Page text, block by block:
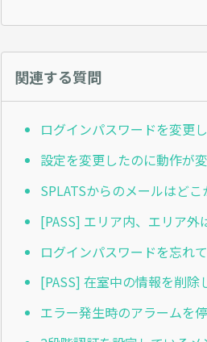
関連する質問
ログインパスワードを変更
設定を変更したのに動作が
SPLATSからのメールはど
[PASS] エリア内、エリア
ログインパスワードを忘れ
[PASS] 在室中の情報を削除
エラー発生時のアラームを